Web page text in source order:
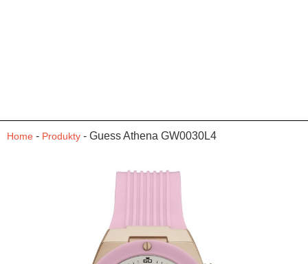
Home - Produkty - Guess Athena GW0030L4